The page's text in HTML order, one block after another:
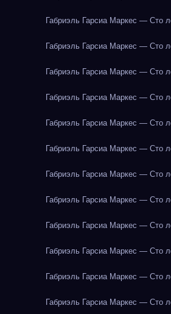
Габриэль Гарсиа Маркес — Сто
Габриэль Гарсиа Маркес — Сто
Габриэль Гарсиа Маркес — Сто
Габриэль Гарсиа Маркес — Сто
Габриэль Гарсиа Маркес — Сто
Габриэль Гарсиа Маркес — Сто
Габриэль Гарсиа Маркес — Сто
Габриэль Гарсиа Маркес — Сто
Габриэль Гарсиа Маркес — Сто
Габриэль Гарсиа Маркес — Сто
Габриэль Гарсиа Маркес — Сто
Габриэль Гарсиа Маркес — Сто